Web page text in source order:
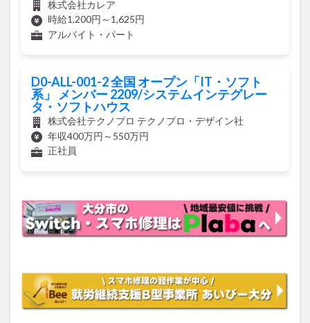
株式会社カレア
時給1,200円～1,625円
アルバイト・パート
D0-ALL-001-2 全国 オープン「IT・ソフト
系」 メンバー 2209/システムインテグレー
タ・ソフトハウス
株式会社テクノプロ テクノプロ・デザイン社
年収400万円～550万円
正社員